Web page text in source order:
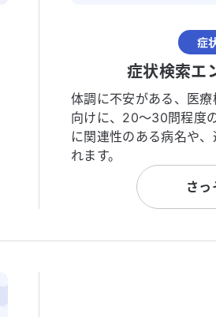
症
症状検索エ
体調に不安がある、医
向けに、20〜30問程度
に関連性のある病名や
れます。
さっ